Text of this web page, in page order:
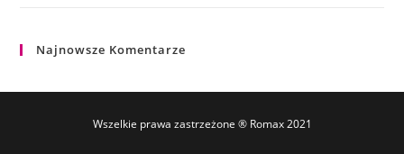
Najnowsze Komentarze
Wszelkie prawa zastrzeżone ® Romax 2021